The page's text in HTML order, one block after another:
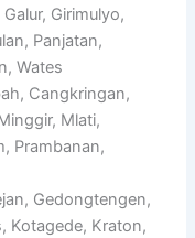
Girimulyo,
Panjatan,
Wates
Cangkringan,
Mlati,
Prambanan,
Gedongtengen,
Kotagede, Kraton,